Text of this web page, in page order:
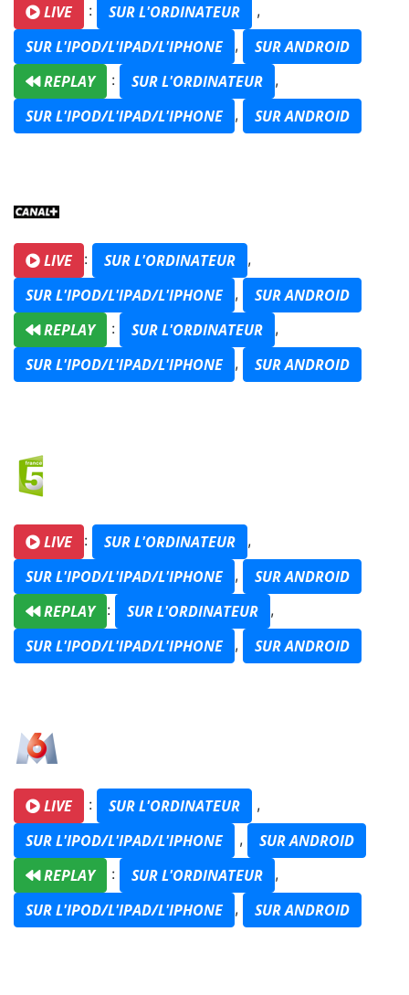
LIVE : SUR L'ORDINATEUR ,
SUR L'IPOD/L'IPAD/L'IPHONE ,
SUR ANDROID
REPLAY
: SUR L'ORDINATEUR ,
SUR L'IPOD/L'IPAD/L'IPHONE , SUR ANDROID
LIVE : SUR L'ORDINATEUR ,
SUR L'IPOD/L'IPAD/L'IPHONE ,
SUR ANDROID
REPLAY
: SUR L'ORDINATEUR ,
SUR L'IPOD/L'IPAD/L'IPHONE , SUR ANDROID
LIVE : SUR L'ORDINATEUR ,
SUR L'IPOD/L'IPAD/L'IPHONE ,
SUR ANDROID
REPLAY
: SUR L'ORDINATEUR ,
SUR L'IPOD/L'IPAD/L'IPHONE , SUR ANDROID
LIVE : SUR L'ORDINATEUR ,
SUR L'IPOD/L'IPAD/L'IPHONE ,
SUR ANDROID
REPLAY
: SUR L'ORDINATEUR ,
SUR L'IPOD/L'IPAD/L'IPHONE , SUR ANDROID